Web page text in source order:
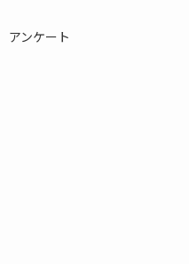
アンケート